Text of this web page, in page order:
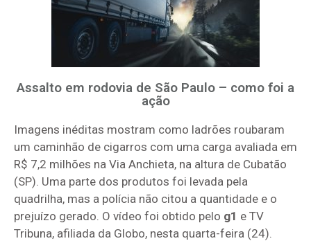
Assalto em rodovia de São Paulo – como foi a
ação
Imagens inéditas mostram como ladrões roubaram
um caminhão de cigarros com uma carga avaliada em
R$ 7,2 milhões na Via Anchieta, na altura de Cubatão
(SP). Uma parte dos produtos foi levada pela
quadrilha, mas a polícia não citou a quantidade e o
prejuízo gerado. O vídeo foi obtido pelo g1 e TV
Tribuna, afiliada da Globo, nesta quarta-feira (24).